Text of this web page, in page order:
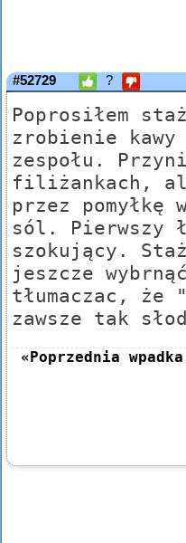
#52729 ?
Poprosiłem
zrobienie kawy
zespołu.
filiżankach,
przez pomyłkę
sól. Pierwszy
szokujący.
jeszcze
tłumaczac, że
zawsze tak
«Poprzednia wpadka